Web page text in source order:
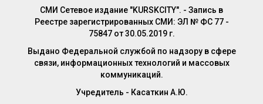
СМИ Сетевое издание "KURSKCITY". - Запись в
Реестре зарегистрированных СМИ: ЭЛ № ФС 77 -
75847 от 30.05.2019 г.
Выдано Федеральной службой по надзору в сфере
связи, информационных технологий и массовых
коммуникаций.
Учредитель - Касаткин А.Ю.